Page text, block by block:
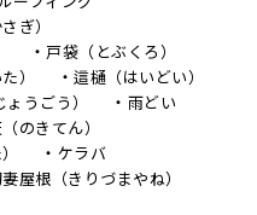
ぎ）
戸袋（とぶくろ）
）
這樋（はいどい）
うごう）
雨どい
のきてん）
ケラバ
屋根（きりづまやね）